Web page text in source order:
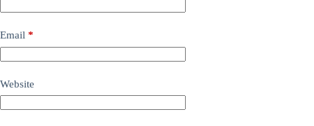
Email *
Website